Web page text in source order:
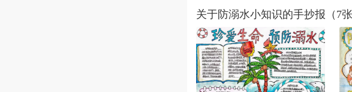
关于防溺水小知识的手抄报（7张